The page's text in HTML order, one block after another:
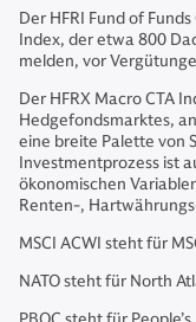
Der HFRI Fund of
Index, der etwa 800
melden, vor
Der HFRX Macro CTA
Hedgefondsmarktes,
eine breite Palette von
Investmentprozess ist
ökonomischen
Renten-,
MSCI ACWI steht für
NATO steht für North